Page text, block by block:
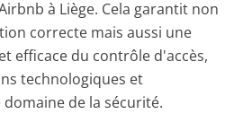
à Liège. Cela garantit non
correcte mais aussi une
efficace du contrôle d'accès,
technologiques et
de la sécurité.